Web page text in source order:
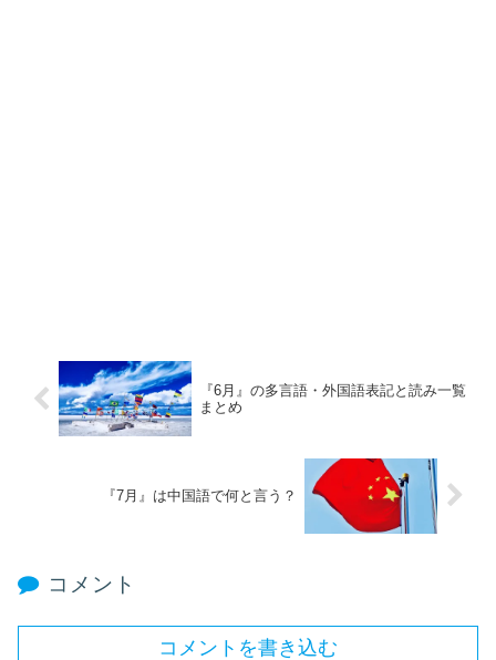
『6月』の多言語・外国語表記と読み一覧
まとめ
『7月』は中国語で何と言う？
コメント
コメントを書き込む